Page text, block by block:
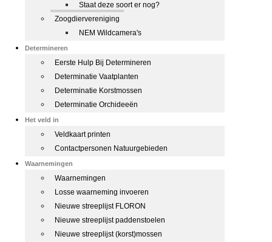
Staat deze soort er nog?
Zoogdiervereniging
NEM Wildcamera's
Determineren
Eerste Hulp Bij Determineren
Determinatie Vaatplanten
Determinatie Korstmossen
Determinatie Orchideeën
Het veld in
Veldkaart printen
Contactpersonen Natuurgebieden
Waarnemingen
Waarnemingen
Losse waarneming invoeren
Nieuwe streeplijst FLORON
Nieuwe streeplijst paddenstoelen
Nieuwe streeplijst (korst)mossen